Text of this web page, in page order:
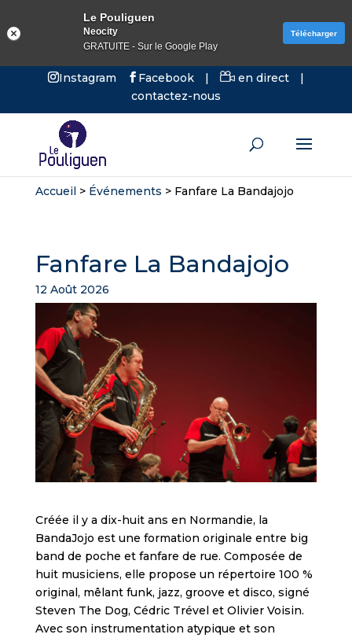
Instagram Facebook | en direct
|
contactez-nous
Accueil> Événements > Fanfare La Bandajojo
Fanfare La Bandajojo
12 Août 2026
Créée il y a dix-huit ans en Normandie, la
BandaJojo est une formation originale entre big
band de poche et fanfare de rue. Composée de
huit musiciens, elle propose un répertoire 100 %
original, mêlant funk, jazz, groove et disco, signé
Steven The Dog, Cédric Trével et Olivier Voisin.
Avec son instrumentation atypique et son
Le Pouliguen
Neocity
GRATUITE - Sur le Google Play
Télécharger